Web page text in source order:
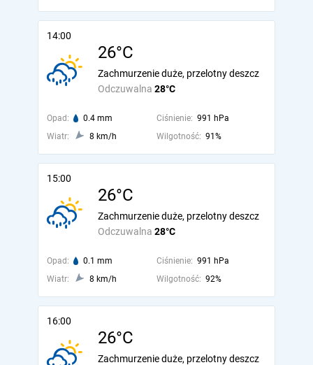
14:00
26°C
Odczuwalna 28°C
Zachmurzenie duże, przelotny deszcz
Opad: 0.4 mm Ciśnienie: 991 hPa
Wiatr:
8 km/h Wilgotność: 91%
15:00
26°C
Odczuwalna 28°C
Zachmurzenie duże, przelotny deszcz
Opad: 0.1 mm Ciśnienie: 991 hPa
Wiatr:
8 km/h Wilgotność: 92%
16:00
26°C
Zachmurzenie duże, przelotny deszcz